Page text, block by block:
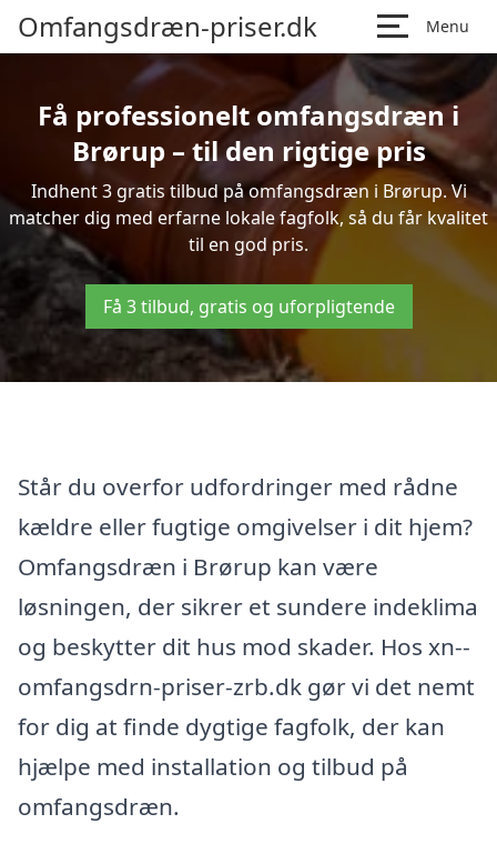
Omfangsdræn-priser.dk Menu
Få professionelt omfangsdræn i
Brørup – til den rigtige pris
Indhent 3 gratis tilbud på omfangsdræn i Brørup. Vi
matcher dig med erfarne lokale fagfolk, så du får kvalitet
til en god pris.
Få 3 tilbud, gratis og uforpligtende
Står du overfor udfordringer med rådne
kældre eller fugtige omgivelser i dit hjem?
Omfangsdræn i Brørup kan være
løsningen, der sikrer et sundere indeklima
og beskytter dit hus mod skader. Hos xn--
omfangsdrn-priser-zrb.dk gør vi det nemt
for dig at finde dygtige fagfolk, der kan
hjælpe med installation og tilbud på
omfangsdræn.